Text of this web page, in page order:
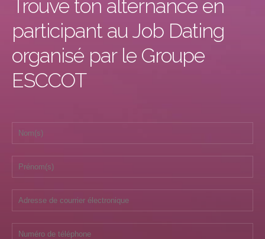
Trouve ton alternance en
participant au Job Dating
organisé par le Groupe
ESCCOT